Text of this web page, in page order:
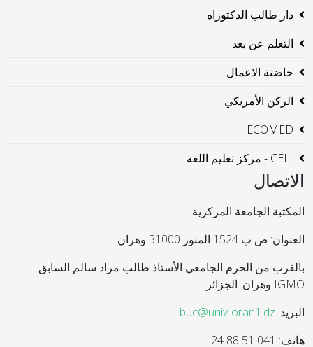
دار طالب الدكتوراه
التعلم عن بعد
حاضنة الاعمال
الركن الأمريكي
ECOMED
CEIL - مركز تعليم اللغة
الاتصال
المكتبة الجامعة المركزية
العنوان: ص ب 1524 المنور 31000 وهران
بالقرب من الحرم الجامعي الأستاذ طالب مراد سالم السابق
IGMO وهران. الجزائر
البريد: buc@univ-oran1.dz
هاتف: 041 51 88 24